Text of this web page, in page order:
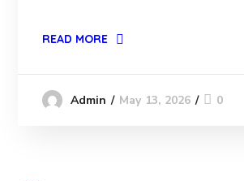
READ MORE
Admin May 13, 2026 0